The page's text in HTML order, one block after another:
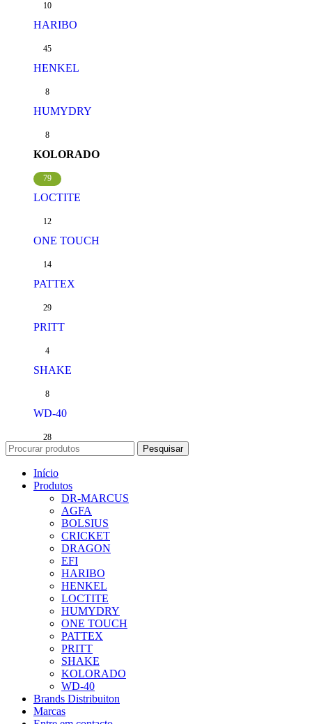
10
HARIBO
45
HENKEL
8
HUMYDRY
8
KOLORADO
79
LOCTITE
12
ONE TOUCH
14
PATTEX
29
PRITT
4
SHAKE
8
WD-40
28
Pesquisar
Início
Produtos
DR-MARCUS
AGFA
BOLSIUS
CRICKET
DRAGON
EFI
HARIBO
HENKEL
LOCTITE
HUMYDRY
ONE TOUCH
PATTEX
PRITT
SHAKE
KOLORADO
WD-40
Brands Distribuiton
Marcas